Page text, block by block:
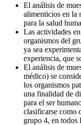
El análisis de
alimenticios en la
para la salud
Las actividades
organismos del
ya sea
experiencia, que
El análisis de
médico) se
los organismos
una finalidad de
para el ser
clasificarse como
grupo 4, en todos